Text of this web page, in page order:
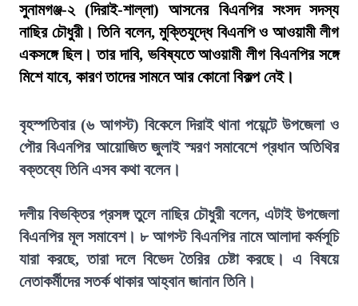
সুনামগঞ্জ-২ (দিরাই-শাল্লা) আসনের বিএনপির সংসদ সদস্য
নাছির চৌধুরী। তিনি বলেন, মুক্তিযুদ্ধে বিএনপি ও আওয়ামী লীগ
একসঙ্গে ছিল। তার দাবি, ভবিষ্যতে আওয়ামী লীগ বিএনপির সঙ্গে
মিশে যাবে, কারণ তাদের সামনে আর কোনো বিকল্প নেই।
বৃহস্পতিবার (৬ আগস্ট) বিকেলে দিরাই থানা পয়েন্টে উপজেলা ও
পৌর বিএনপির আয়োজিত জুলাই স্মরণ সমাবেশে প্রধান অতিথির
বক্তব্যে তিনি এসব কথা বলেন।
দলীয় বিভক্তির প্রসঙ্গ তুলে নাছির চৌধুরী বলেন, এটাই উপজেলা
বিএনপির মূল সমাবেশ। ৮ আগস্ট বিএনপির নামে আলাদা কর্মসূচি
যারা করছে, তারা দলে বিভেদ তৈরির চেষ্টা করছে। এ বিষয়ে
নেতাকর্মীদের সতর্ক থাকার আহ্বান জানান তিনি।